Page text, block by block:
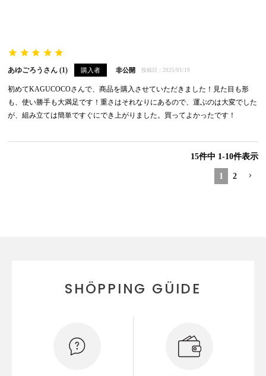
あゆごろう 1 購入者 非公開 投稿日 2025/01/19
初めてKAGUCOCOさんで、商品を購入させていただきました！見た目も形
も、使い勝手も大満足です！重さはそれなりにあるので、運ぶのは大変でした
が、組み立ては簡単ですぐにでき上がりました。買ってよかったです！
15件中 1-10件表示
1 2
SHÖPPING GÜIDE